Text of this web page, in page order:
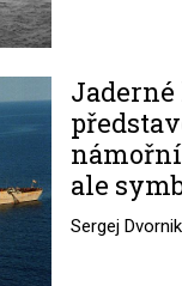
ale
Sergej